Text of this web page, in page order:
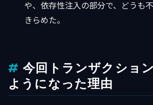
や、依存性注入の部分で、どうも
きらめた。
今回トランザクショ
ようになった理由